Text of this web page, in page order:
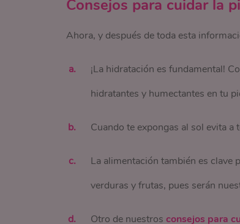
Consejos para cuidar la
Ahora, y después de toda esta
¡La hidratación es fundamental!
hidratantes y humectantes en tu
Cuando te expongas al sol evita
La alimentación también es clave
verduras y frutas, pues serán
Otro de nuestros consejos para